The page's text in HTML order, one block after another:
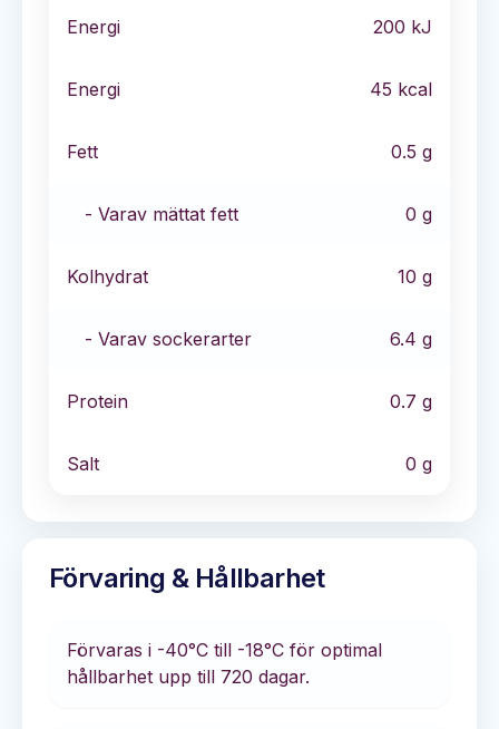
Energi 200 kJ
Energi 45 kcal
Fett 0.5 g
- Varav mättat fett 0 g
Kolhydrat 10 g
- Varav sockerarter 6.4 g
Protein 0.7 g
Salt 0 g
Förvaring & Hållbarhet
Förvaras i -40°C till -18°C för optimal
hållbarhet upp till 720 dagar.